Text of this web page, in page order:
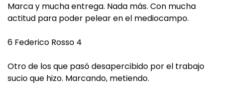
Marca y mucha entrega. Nada más. Con mucha
actitud para poder pelear en el mediocampo.
6 Federico Rosso 4
Otro de los que pasó desapercibido por el trabajo
sucio que hizo. Marcando, metiendo.